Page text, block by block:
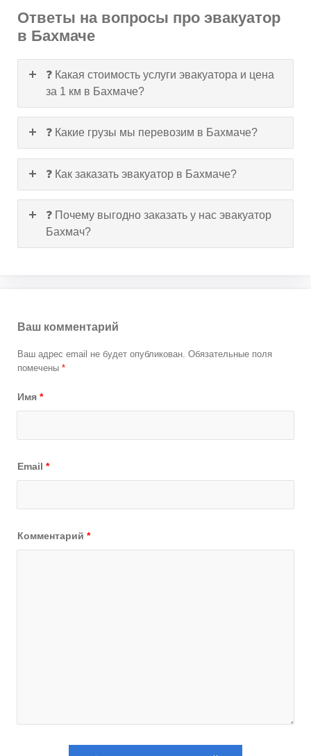
Ответы на вопросы про эвакуатор
в Бахмаче
❓ Какая стоимость услуги эвакуатора и цена
за 1 км в Бахмаче?
❓ Какие грузы мы перевозим в Бахмаче?
❓ Как заказать эвакуатор в Бахмаче?
❓ Почему выгодно заказать у нас эвакуатор
Бахмач?
Ваш комментарий
Ваш адрес email не будет опубликован. Обязательные поля
помечены *
Имя *
Email *
Комментарий *